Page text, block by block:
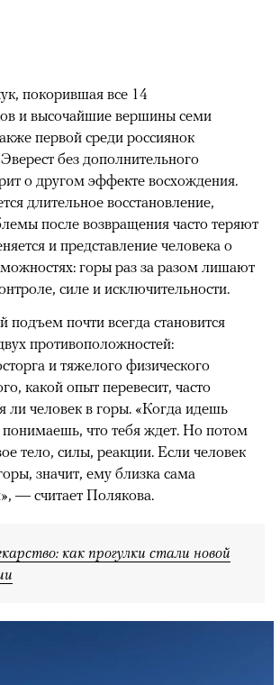
покорившая все 14
и высочайшие вершины семи
первой среди россиянок
без дополнительного
о другом эффекте восхождения.
длительное восстановление,
после возвращения часто теряют
и представление человека о
горы раз за разом лишают
силе и исключительности.
почти всегда становится
противоположностей:
и тяжелого физического
какой опыт перевесит, часто
ли человек в горы. «Когда идешь
что тебя ждет. Но потом
тело, силы, реакции. Если человек
значит, ему близка сама
— считает Полякова.
как прогулки стали новой